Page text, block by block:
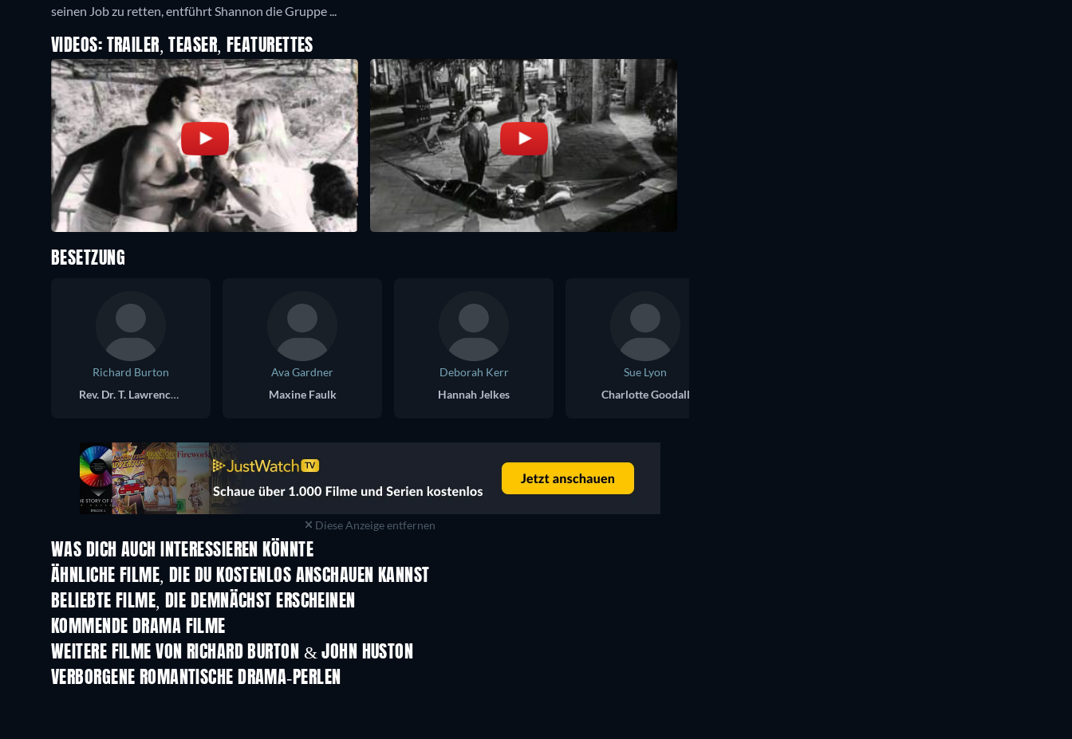
seinen Job zu retten, entführt Shannon die Gruppe ...
VIDEOS: TRAILER, TEASER, FEATURETTES
BESETZUNG
Richard Burton
Rev. Dr. T. Lawrence Shannon
Ava Gardner
Maxine Faulk
Deborah Kerr
Hannah Jelkes
Sue Lyon
Charlotte Goodall
Diese Anzeige entfernen
WAS DICH AUCH INTERESSIEREN KÖNNTE
ÄHNLICHE FILME, DIE DU KOSTENLOS ANSCHAUEN KANNST
BELIEBTE FILME, DIE DEMNÄCHST ERSCHEINEN
KOMMENDE DRAMA FILME
WEITERE FILME VON RICHARD BURTON & JOHN HUSTON
VERBORGENE ROMANTISCHE DRAMA-PERLENSerie